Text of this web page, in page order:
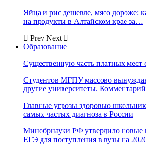
Яйца и рис дешевле, мясо дороже:
на продукты в Алтайском крае за…
Prev Next
Образование
Существенную часть платных мест
Студентов МГПУ массово
другие университеты.
Главные угрозы здоровью
самых частых диагноза в России
Минобрнауки РФ утвердило новые
ЕГЭ для поступления в вузы на